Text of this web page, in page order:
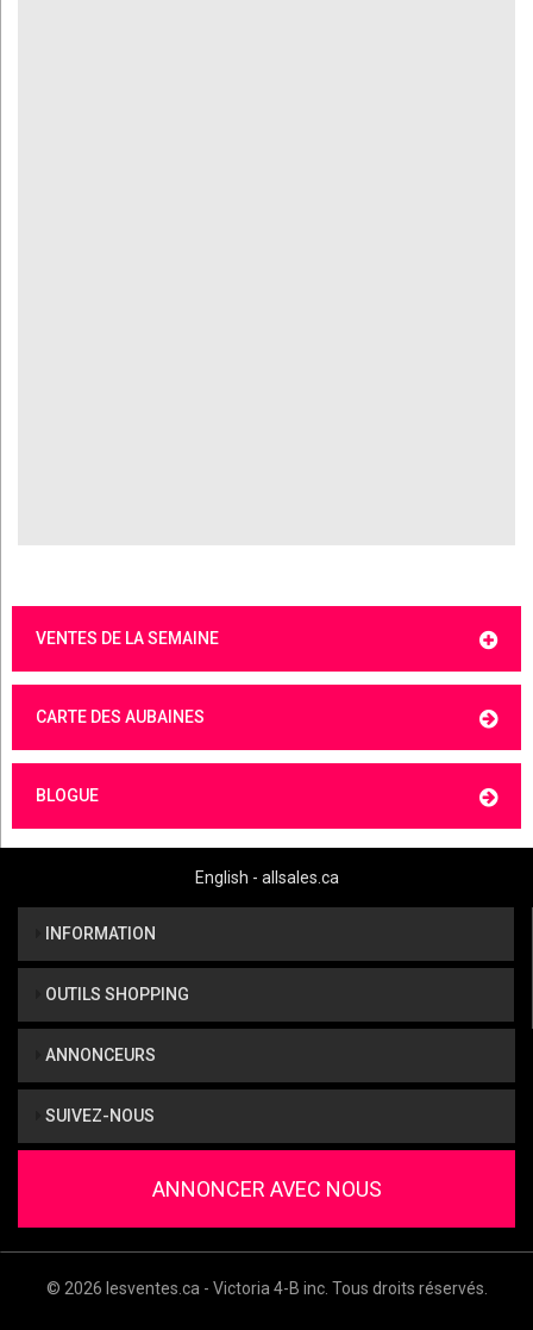
VENTES DE LA SEMAINE
CARTE DES AUBAINES
BLOGUE
English - allsales.ca
INFORMATION
OUTILS SHOPPING
ANNONCEURS
SUIVEZ-NOUS
ANNONCER AVEC NOUS
© 2026 lesventes.ca - Victoria 4-B inc. Tous droits réservés.